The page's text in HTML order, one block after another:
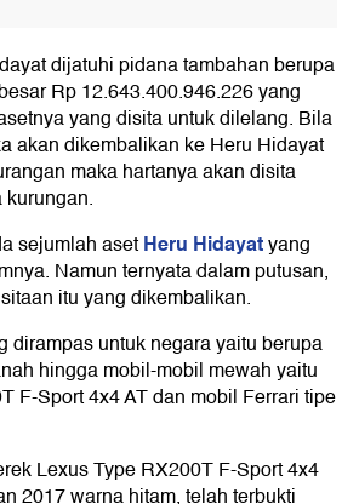
dijatuhi pidana tambahan berupa
Rp 12.643.400.946.226 yang
yang disita untuk dilelang. Bila
akan dikembalikan ke Heru Hidayat
maka hartanya akan disita
sejumlah asetHeru Hidayatyang
Namun ternyata dalam putusan,
itu yang dikembalikan.
dirampas untuk negara yaitu berupa
hingga mobil-mobil mewah yaitu
F-Sport 4x4 AT dan mobil Ferrari tipe
Lexus Type RX200T F-Sport 4x4
2017 warna hitam, telah terbukti